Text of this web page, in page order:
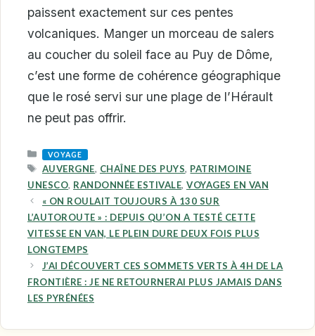
paissent exactement sur ces pentes
volcaniques. Manger un morceau de salers
au coucher du soleil face au Puy de Dôme,
c’est une forme de cohérence géographique
que le rosé servi sur une plage de l’Hérault
ne peut pas offrir.
CATEGORIES
VOYAGE
TAGS
AUVERGNE, CHAÎNE DES PUYS, PATRIMOINE
UNESCO, RANDONNÉE ESTIVALE, VOYAGES EN VAN
« ON ROULAIT TOUJOURS À 130 SUR
L’AUTOROUTE » : DEPUIS QU’ON A TESTÉ CETTE
VITESSE EN VAN, LE PLEIN DURE DEUX FOIS PLUS
LONGTEMPS
J’AI DÉCOUVERT CES SOMMETS VERTS À 4H DE LA
FRONTIÈRE : JE NE RETOURNERAI PLUS JAMAIS DANS
LES PYRÉNÉES